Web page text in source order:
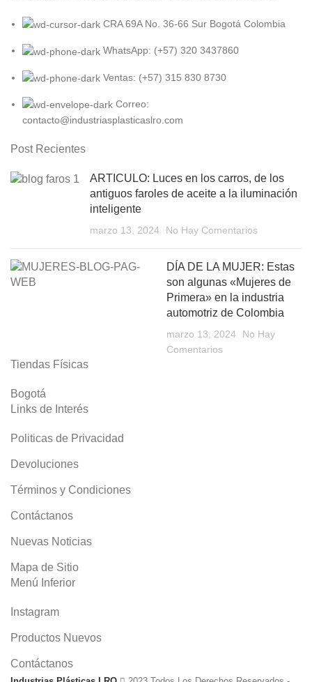
CRA 69A No. 36-66 Sur Bogotá Colombia
WhatsApp: (+57) 320 3437860
Ventas: (+57) 315 830 8730
Correo:
contacto@industriasplasticaslro.com
Post Recientes
ARTICULO: Luces en los carros, de los
antiguos faroles de aceite a la iluminación
inteligente
marzo 13, 2024 No Hay Comentarios
DÍA DE LA MUJER: Estas
son algunas «Mujeres de
Primera» en la industria
automotriz de Colombia
marzo 13, 2024
No Hay
Comentarios
Tiendas Físicas
Bogotá
Links de Interés
Politicas de Privacidad
Devoluciones
Términos y Condiciones
Contáctanos
Nuevas Noticias
Mapa de Sitio
Menú Inferior
Instagram
Productos Nuevos
Contáctanos